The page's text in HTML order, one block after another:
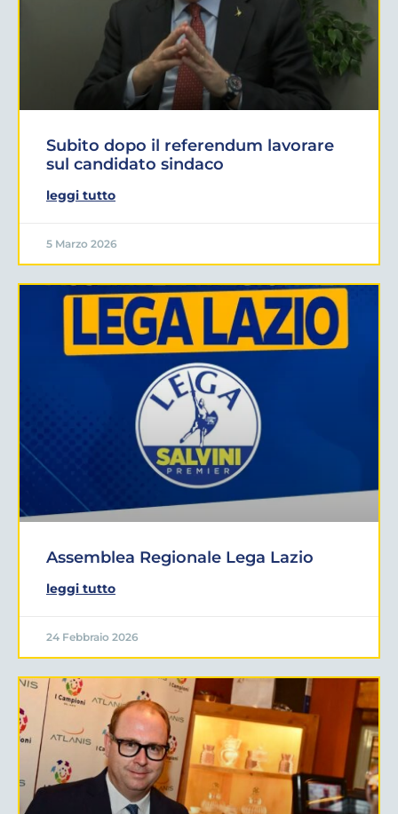
Subito dopo il referendum lavorare
sul candidato sindaco
leggi tutto
5 Marzo 2026
Assemblea Regionale Lega Lazio
leggi tutto
24 Febbraio 2026